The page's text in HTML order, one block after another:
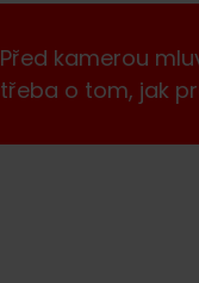
Před kamerou
třeba o tom, jak